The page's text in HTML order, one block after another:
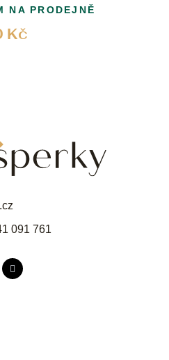
Kč
NA PRODEJNĚ
091 761